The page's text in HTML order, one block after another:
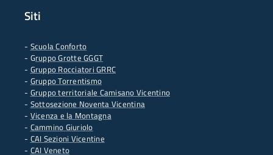
Siti
- Scuola Conforto
- Gruppo Grotte GGGT
- Gruppo Rocciatori GRRC
- Gruppo Torrentismo
- Gruppo territoriale Camisano Vicentino
- Sottosezione Noventa Vicentina
- Vicenza e la Montagna
- Cammino Giuriolo
- CAI Sezioni Vicentine
- CAI Veneto